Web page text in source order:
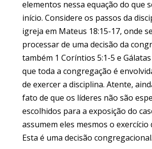
elementos nessa equação do que
início. Considere os passos da
igreja em Mateus 18:15-17, onde
processar de uma decisão da
também 1 Coríntios 5:1-5 e Gálatas
que toda a congregação é
de exercer a disciplina. Atente,
fato de que os líderes não são
escolhidos para a exposição do
assumem eles mesmos o exercício
Esta é uma decisão congregacional.